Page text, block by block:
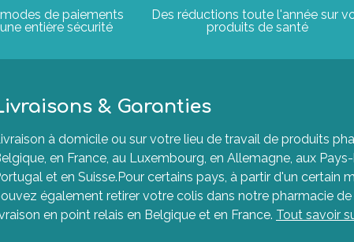
de paiements
entière sécurité
Des réductions toute l'année sur
produits de santé
& Garanties
à domicile ou sur votre lieu de travail de produits
en France, au Luxembourg, en Allemagne, aux
et en Suisse.Pour certains pays, à partir d'un certain
également retirer votre colis dans notre pharmacie
en point relais en Belgique et en France. Tout savoir